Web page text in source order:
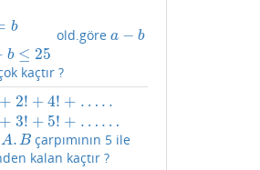
b
b ≤ 25
a+ old.göre a − b
a−b
kaçtır ?
+ 2! + 4! + … . .
+ 3! + 5! + … …
4 +…. B =1! 3 + 5 !+…
A. B
A.B
çarpımının 5 ile
kalan kaçtır ?